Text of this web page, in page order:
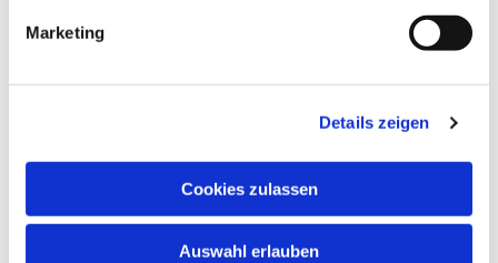
Marketing
Details zeigen
Cookies zulassen
Auswahl erlauben